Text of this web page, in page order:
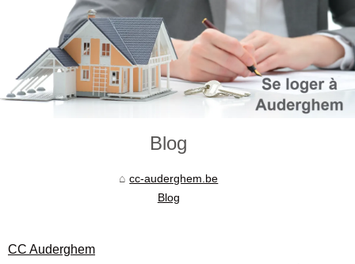
Blog
cc-auderghem.be
Blog
CC Auderghem